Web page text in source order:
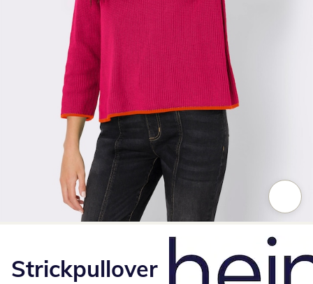
Strickpullover